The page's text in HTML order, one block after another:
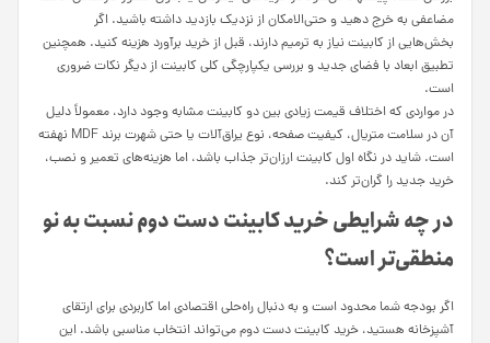
مضاعفی به خرج دهید و حتی‌الامکان از نزدیک بازدید داشته باشید. اگر
بخش‌هایی از کابینت نیاز به ترمیم دارند، قبل از خرید برآورد هزینه کنید. همچنین
تطبیق ابعاد با فضای جدید و بررسی یکپارچگی کلی کابینت از دیگر نکات ضروری
است.
در مواردی که اختلاف قیمت زیادی بین دو کابینت مشابه وجود دارد، معمولاً دلیل
آن در سلامت متریال، کیفیت صفحه، نوع یراق‌آلات یا حتی شهرت برند MDF نهفته
است. شاید در نگاه اول کابینت ارزان‌تر جذاب باشد، اما هزینه‌های تعمیر و نصب،
خرید جدید را گران‌تر کند.
در چه شرایطی خرید کابینت دست دوم نسبت به نو
منطقی‌تر است؟
اگر بودجه شما محدود است و به دنبال راه‌حلی اقتصادی اما کاربردی برای ارتقای
آشپزخانه هستید، خرید کابینت دست دوم می‌تواند انتخاب مناسبی باشد. این